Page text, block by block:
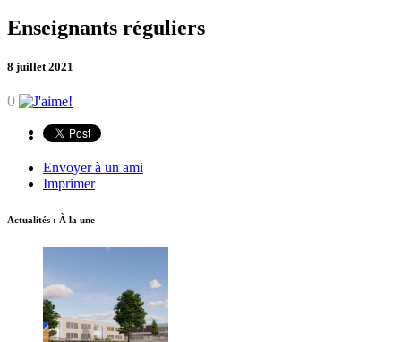
Enseignants réguliers
8 juillet 2021
0
Envoyer à un ami
Imprimer
Actualités : À la une